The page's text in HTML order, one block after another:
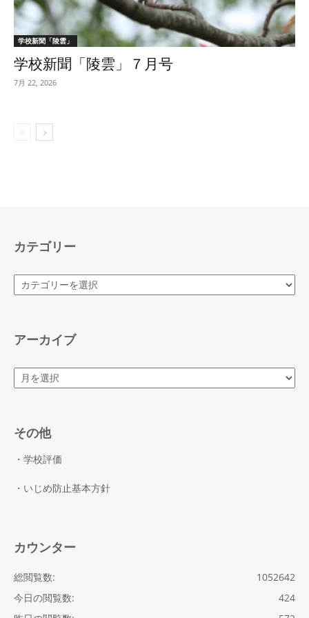
学校新聞「陵雲」
学校新聞「陵雲」７月号
7月 22, 2026
カテゴリー
カ
テ
アーカイブ
ア
ー
その他
・学校評価
・いじめ防止基本方針
カウンター
1052642
総閲覧数:
424
今日の閲覧数: